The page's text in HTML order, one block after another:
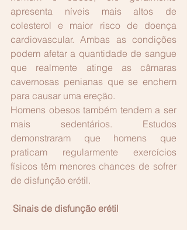
apresenta níveis mais altos de
colesterol e maior risco de doença
cardiovascular. Ambas as condições
podem afetar a quantidade de sangue
que realmente atinge as câmaras
cavernosas penianas que se enchem
para causar uma ereção.
Homens obesos também tendem a ser
mais sedentários. Estudos
demonstraram que homens que
praticam regularmente exercícios
físicos têm menores chances de sofrer
de disfunção erétil.
Sinais de disfunção erétil